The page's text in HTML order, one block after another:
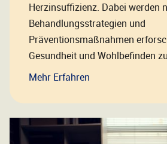
Herzinsuffizienz. Dabei werden
Behandlungsstrategien und
Präventionsmaßnahmen
Gesundheit und Wohlbefinden
Mehr Erfahren